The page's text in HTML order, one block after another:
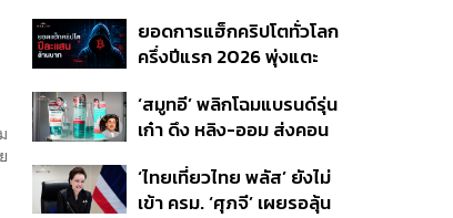
ไม่เสียเปรียบเวทีโลก หลัง
กัมพูชายื่น UN รับรอง
ยอดการแฮ็กคริปโตทั่วโลก
ครึ่งปีแรก 2026 พุ่งแตะ
‘สมูทอี’ พลิกโฉมแบรนด์รุ่น
เก๋า ดึง หลิง-ออม ส่งคอน
สกินแคร์ชะลอตัว
‘ไทยเที่ยวไทย พลัส’ ยังไม่
เข้า ครม. ‘ศุภจี’ เผยรอลุ้น